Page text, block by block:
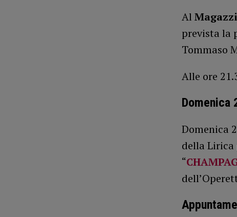
Al
prevista la
Tommaso
Alle ore
Domenica
Domenica
della Lirica
“